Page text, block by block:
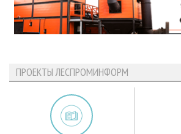
ПРОЕКТЫ ЛЕСПРОМИНФОРМ